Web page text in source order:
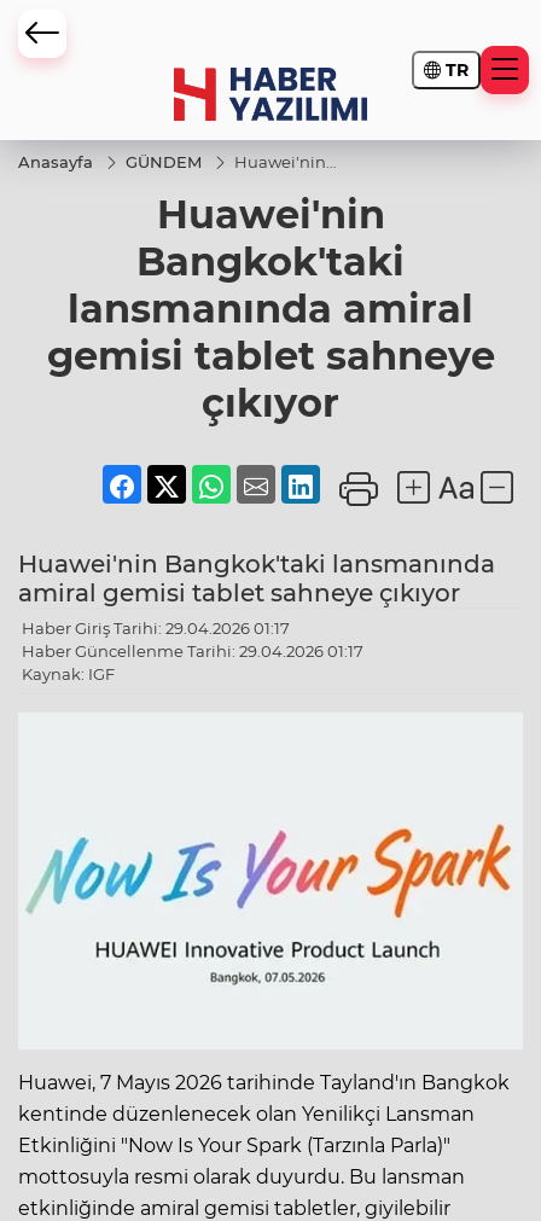
TR
Anasayfa GÜNDEM
Huawei'nin
lansmanında
amiral
sahneye
çıkıyor
Huawei'nin
Bangkok'taki
lansmanında amiral
gemisi tablet sahneye
çıkıyor
Huawei'nin Bangkok'taki lansmanında
amiral gemisi tablet sahneye çıkıyor
Haber Giriş Tarihi: 29.04.2026 01:17
Haber Güncellenme Tarihi: 29.04.2026 01:17
Kaynak: IGF
Huawei, 7 Mayıs 2026 tarihinde Tayland'ın Bangkok
kentinde düzenlenecek olan Yenilikçi Lansman
Etkinliğini "Now Is Your Spark (Tarzınla Parla)"
mottosuyla resmi olarak duyurdu. Bu lansman
etkinliğinde amiral gemisi tabletler, giyilebilir